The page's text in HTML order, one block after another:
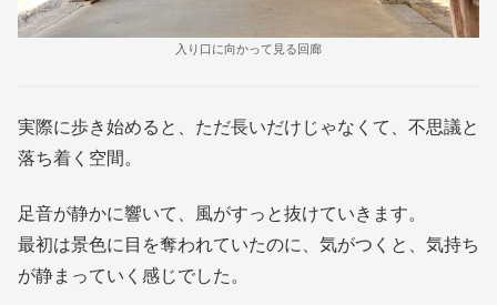
入り口に向かって見る回廊
実際に歩き始めると、ただ長いだけじゃなくて、不思議と
落ち着く空間。
足音が静かに響いて、風がすっと抜けていきます。
最初は景色に目を奪われていたのに、気がつくと、気持ち
が静まっていく感じでした。